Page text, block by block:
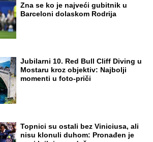
Zna se ko je najveći gubitnik u
Barceloni dolaskom Rodrija
Jubilarni 10. Red Bull Cliff Diving u
Mostaru kroz objektiv: Najbolji
momenti u foto-priči
Topnici su ostali bez Viniciusa, ali
nisu klonuli duhom: Pronađen je